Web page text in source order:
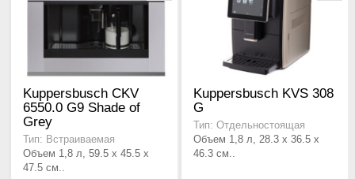
Kuppersbusch CKV
6550.0 G9 Shade of
Grey
Тип: Встраиваемая
Объем 1,8 л, 59.5 x 45.5 x
47.5 см..
Kuppersbusch KVS 308
G
Тип: Отдельностоящая
Объем 1,8 л, 28.3 x 36.5 x
46.3 см..